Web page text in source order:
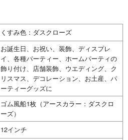
くすみ色：ダスクローズ
お誕生日、お祝い、装飾、ディスプレ
イ、各種パーティー、ホームパーティの
飾り付け、店舗装飾、ウエディング、ク
リスマス、デコレーション、お土産、パ
ーティーグッズに
ゴム風船1枚（アースカラー：ダスクロ
ーズ）
12インチ